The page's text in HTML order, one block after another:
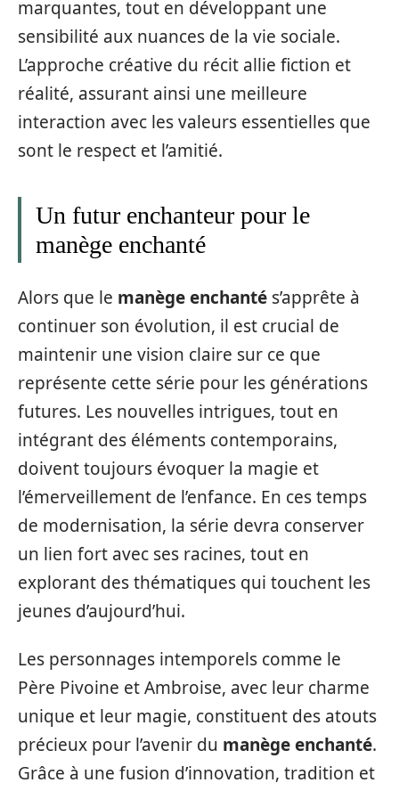
marquantes, tout en développant une
sensibilité aux nuances de la vie sociale.
L’approche créative du récit allie fiction et
réalité, assurant ainsi une meilleure
interaction avec les valeurs essentielles que
sont le respect et l’amitié.
Un futur enchanteur pour le
manège enchanté
Alors que le manège enchanté s’apprête à
continuer son évolution, il est crucial de
maintenir une vision claire sur ce que
représente cette série pour les générations
futures. Les nouvelles intrigues, tout en
intégrant des éléments contemporains,
doivent toujours évoquer la magie et
l’émerveillement de l’enfance. En ces temps
de modernisation, la série devra conserver
un lien fort avec ses racines, tout en
explorant des thématiques qui touchent les
jeunes d’aujourd’hui.
Les personnages intemporels comme le
Père Pivoine et Ambroise, avec leur charme
unique et leur magie, constituent des atouts
précieux pour l’avenir du manège enchanté.
Grâce à une fusion d’innovation, tradition et